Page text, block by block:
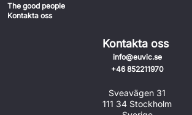
The good people
Kontakta oss
Kontakta oss
info@euvic.se
+46 852211970
Sveavägen 31
111 34 Stockholm